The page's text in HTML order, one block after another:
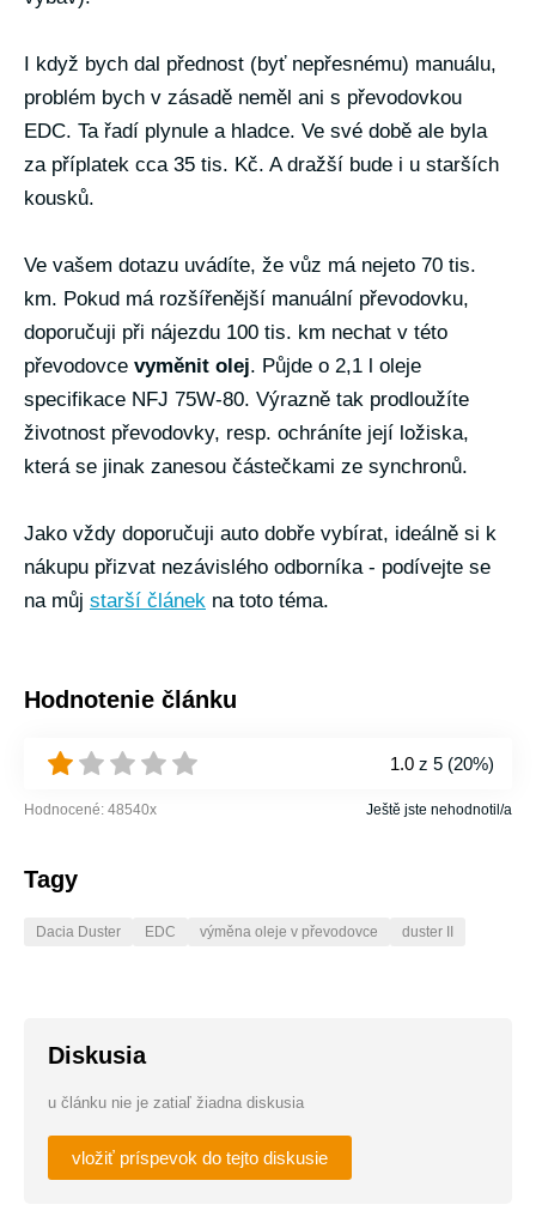
I když bych dal přednost (byť nepřesnému) manuálu,
problém bych v zásadě neměl ani s převodovkou
EDC. Ta řadí plynule a hladce. Ve své době ale byla
za příplatek cca 35 tis. Kč. A dražší bude i u starších
kousků.
Ve vašem dotazu uvádíte, že vůz má nejeto 70 tis.
km. Pokud má rozšířenější manuální převodovku,
doporučuji při nájezdu 100 tis. km nechat v této
převodovce vyměnit olej. Půjde o 2,1 l oleje
specifikace NFJ 75W-80. Výrazně tak prodloužíte
životnost převodovky, resp. ochráníte její ložiska,
která se jinak zanesou částečkami ze synchronů.
Jako vždy doporučuji auto dobře vybírat, ideálně si k
nákupu přizvat nezávislého odborníka - podívejte se
na můj starší článek na toto téma.
Hodnotenie článku
1.0 z 5 (20%)
Hodnocené: 48540x Ještě jste nehodnotil/a
Tagy
Dacia Duster EDC výměna oleje v převodovce duster II
Diskusia
u článku nie je zatiaľ žiadna diskusia
vložiť príspevok do tejto diskusie